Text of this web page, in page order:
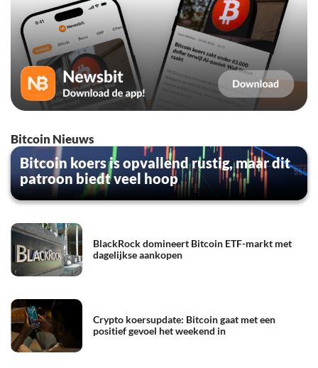
Bitcoin Nieuws
Bitcoin koers is opvallend rustig, maar dit
patroon biedt veel hoop
BlackRock domineert Bitcoin ETF-markt met
dagelijkse aankopen
Crypto koersupdate: Bitcoin gaat met een
positief gevoel het weekend in